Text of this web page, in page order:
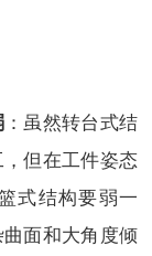
：虽然转台式结
但在工件姿态
式结构要弱一
面和大角度倾